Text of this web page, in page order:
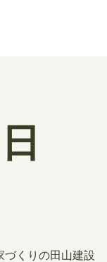
づくりの田山建設